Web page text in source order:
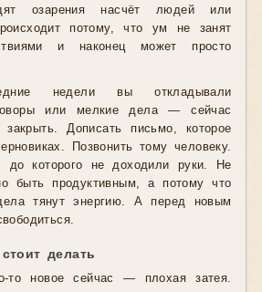
озарения насчёт людей или
потому, что ум не занят
и наконец может просто
недели вы откладывали
или мелкие дела — сейчас
Дописать письмо, которое
Позвонить тому человеку.
до которого не доходили руки. Не
быть продуктивным, а потому что
тянут энергию. А перед новым
делать
то новое сейчас — плохая затея.